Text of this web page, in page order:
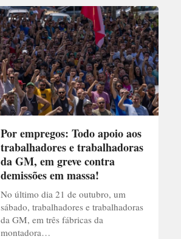
Por empregos: Todo apoio aos
trabalhadores e trabalhadoras
da GM, em greve contra
demissões em massa!
No último dia 21 de outubro, um
sábado, trabalhadores e trabalhadoras
da GM, em três fábricas da
montadora…